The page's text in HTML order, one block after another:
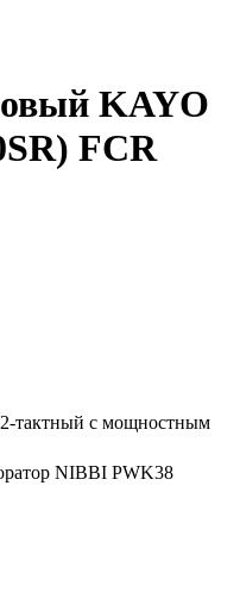
KAYO
FCR
тактный с мощностным
NIBBI PWK38